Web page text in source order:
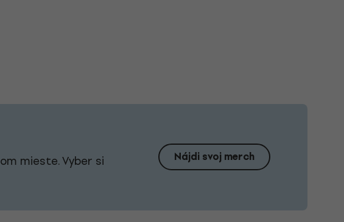
mieste. Vyber si Nájdi svoj merch